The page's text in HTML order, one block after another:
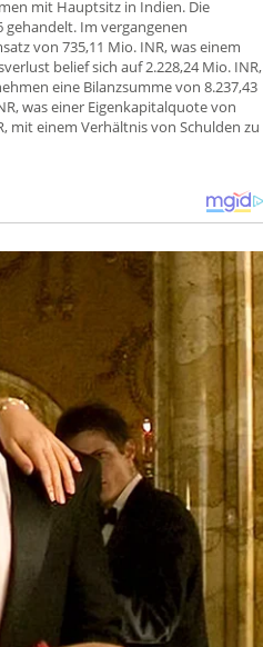
mit Hauptsitz in Indien. Die
gehandelt. Im vergangenen
von 735,11 Mio. INR, was einem
belief sich auf 2.228,24 Mio. INR,
eine Bilanzsumme von 8.237,43
was einer Eigenkapitalquote von
mit einem Verhältnis von Schulden zu